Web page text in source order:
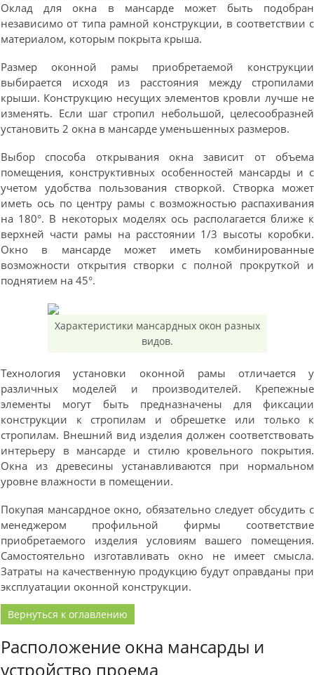
Оклад для окна в мансарде может быть подобран
независимо от типа рамной конструкции, в соответствии с
материалом, которым покрыта крыша.
Размер оконной рамы приобретаемой конструкции
выбирается исходя из расстояния между стропилами
крыши. Конструкцию несущих элементов кровли лучше не
изменять. Если шаг стропил небольшой, целесообразней
установить 2 окна в мансарде уменьшенных размеров.
Выбор способа открывания окна зависит от объема
помещения, конструктивных особенностей мансарды и с
учетом удобства пользования створкой. Створка может
иметь ось по центру рамы с возможностью распахивания
на 180°. В некоторых моделях ось располагается ближе к
верхней части рамы на расстоянии 1/3 высоты коробки.
Окно в мансарде может иметь комбинированные
возможности открытия створки с полной прокруткой и
поднятием на 45°.
Характеристики мансардных окон разных
видов.
Технология установки оконной рамы отличается у
различных моделей и производителей. Крепежные
элементы могут быть предназначены для фиксации
конструкции к стропилам и обрешетке или только к
стропилам. Внешний вид изделия должен соответствовать
интерьеру в мансарде и стилю кровельного покрытия.
Окна из древесины устанавливаются при нормальном
уровне влажности в помещении.
Покупая мансардное окно, обязательно следует обсудить с
менеджером профильной фирмы соответствие
приобретаемого изделия условиям вашего помещения.
Самостоятельно изготавливать окно не имеет смысла.
Затраты на качественную продукцию будут оправданы при
эксплуатации оконной конструкции.
Вернуться к оглавлению
Расположение окна мансарды и
устройство проема